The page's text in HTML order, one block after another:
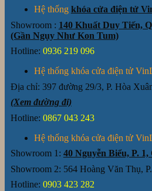
Hệ thống khóa cửa điện tử
Showroom : 140 Khuất Duy Tiến,
(Gần Ngụy Như Kon Tum)
Hotline: 0936 219 096
Hệ thống khóa cửa điện tử
Địa chỉ: 397 đường 29/3, P. Hòa
(Xem đường đi)
Hotline: 0867 043 243
Hệ thống khóa cửa điện tử
Showroom 1: 40 Nguyễn Biểu, P.
Showroom 2: 564 Hoàng Văn Thụ,
Hotline: 0903 423 282